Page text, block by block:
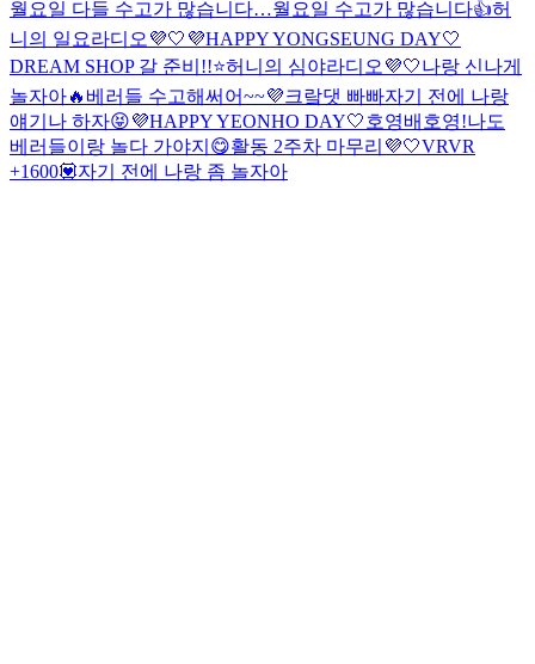
월요일 다들 수고가 많습니다…월요일 수고가 많습니다👍허
니의 일요라디오💜🤍 💜HAPPY YONGSEUNG DAY🤍
DREAM SHOP 갈 준비!!⭐️허니의 심야라디오💜🤍나랑 신나게
놀자아🔥 베러들 수고해써어~~💜크랔댓 빠빠자기 전에 나랑
얘기나 하자😝💜HAPPY YEONHO DAY🤍호영배 호영!나도
베러들이랑 놀다 가야지😋활동 2주차 마무리💜🤍VRVR
+1600💟자기 전에 나랑 좀 놀자아